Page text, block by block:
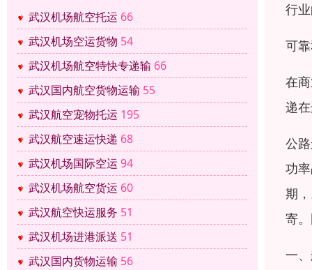
武汉机场航空托运 66
武汉机场空运货物 54
武汉机场航空特快专递输 66
武汉国内航空货物运输 55
武汉航空宠物托运 195
武汉航空速运快递 68
武汉机场国际空运 94
武汉机场航空货运 60
武汉航空快运服务 51
武汉机场进港派送 51
武汉国内货物运输 56
行
可
在
递
公
功
期
寄
一